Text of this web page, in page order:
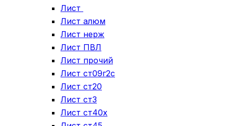
Лист
Лист алюм
Лист нерж
Лист ПВЛ
Лист прочий
Лист ст09г2с
Лист ст20
Лист ст3
Лист ст40х